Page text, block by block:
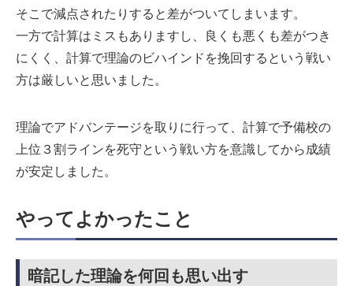
そこで減点されたりすると差がついてしまいます。
一方で計算はミスもありますし、良くも悪くも差がつき
にくく、計算で理論のビハインドを挽回するという戦い
方は厳しいと思いました。
理論でアドバンテージを取りに行って、計算で予備校の
上位３割ラインを死守という戦い方を意識してから成績
が安定しました。
やってよかったこと
暗記した理論を何回も思い出す